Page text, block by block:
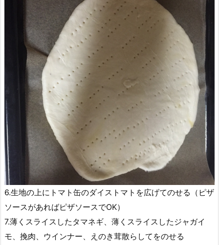
6.生地の上にトマト缶のダイストマトを広げてのせる（ピザ
ソースがあればピザソースでOK）
7.薄くスライスしたタマネギ、薄くスライスしたジャガイ
モ、挽肉、ウインナー、えのき茸散らしてをのせる